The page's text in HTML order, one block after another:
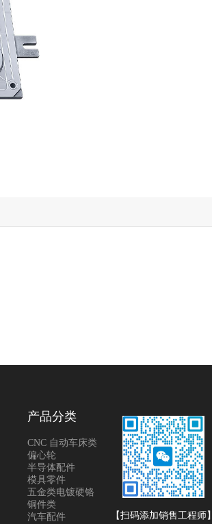
产品分类
CNC 自动车床类
偏心轮
半导体配件
模具零件
五金类电镀硬铬
铜件类
汽车配件
【扫码添加销售工程师】